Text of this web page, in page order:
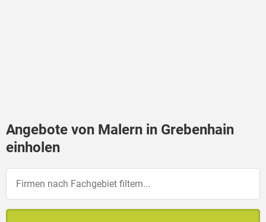
Angebote von Malern in Grebenhain
einholen